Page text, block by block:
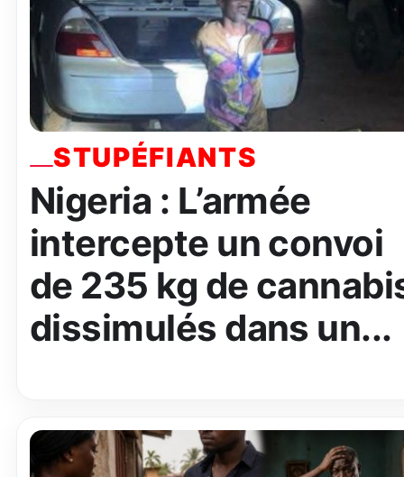
STUPÉFIANTS
Nigeria : L’armée
intercepte un convoi
de 235 kg de
dissimulés dans un...